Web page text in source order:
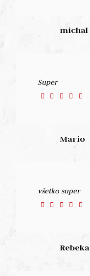
michal
Super
Mario
všetko super
Rebeka